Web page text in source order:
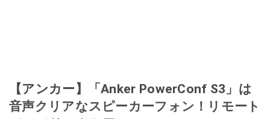
【アンカー】「Anker PowerConf S3」は
音声クリアなスピーカーフォン！リモート